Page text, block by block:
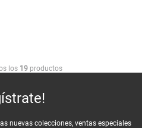
los 19productos
nuevas colecciones, ventas especiales